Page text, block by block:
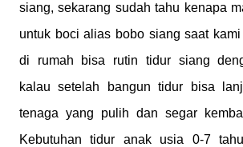
siang, sekarang sudah tahu kenapa
untuk boci alias bobo siang saat
di rumah bisa rutin tidur siang
kalau setelah bangun tidur bisa
tenaga yang pulih dan segar
Kebutuhan tidur anak usia 0-7